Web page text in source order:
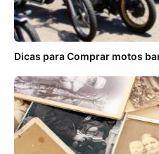
Dicas para Comprar motos